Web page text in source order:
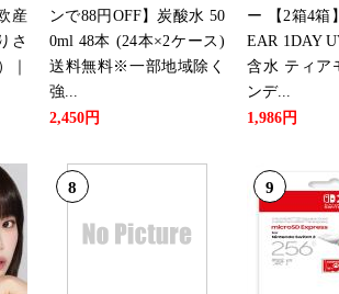
雑誌・コミックランキング：4位
雑誌・コミックランキング：8位
15
雑誌・コミックランキング：24位
産
さ
｜
ンで88円OFF】炭酸水 50
0ml 48本 (24本×2ケース)
送料無料※一部地域除く
強...
2,450円
ー 【2箱4箱
EAR 1DAY
含水 ティア
ンデ...
1,986円
8 9